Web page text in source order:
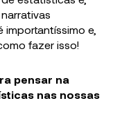
importantíssimo e,
fazer isso!
pensar na
nas nossas